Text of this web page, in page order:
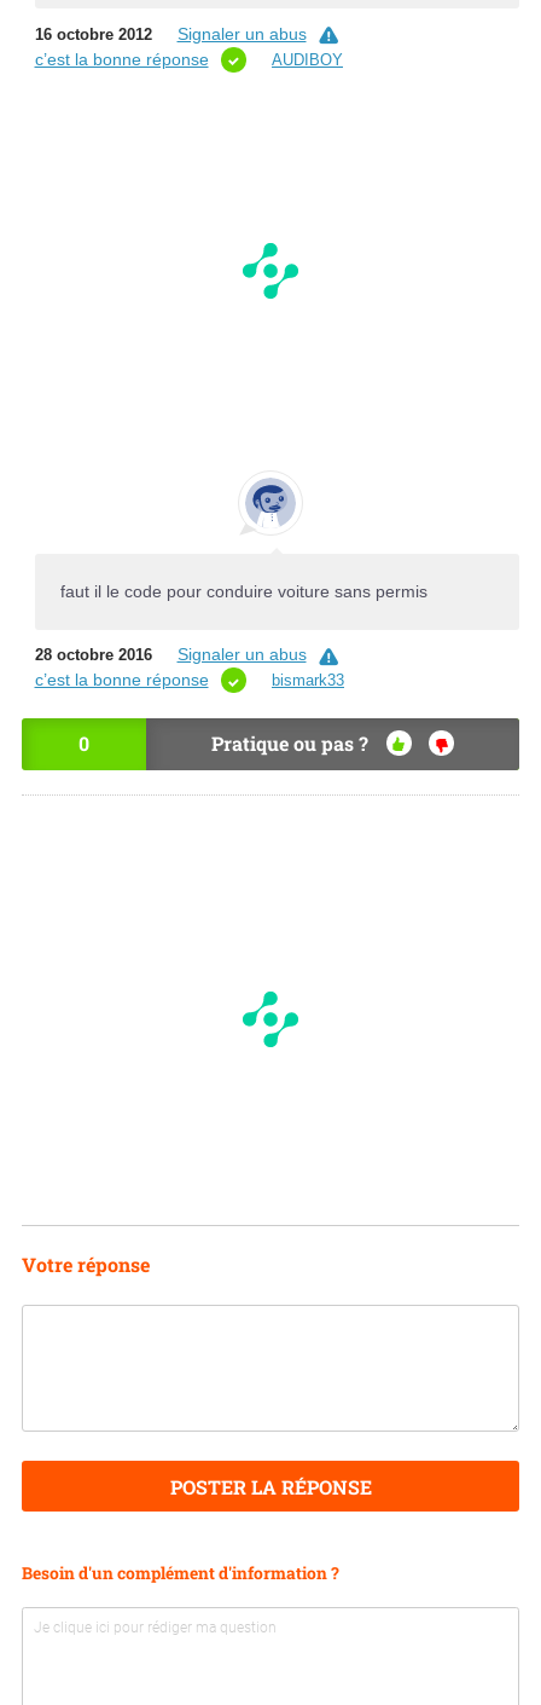
16 octobre 2012
Signaler un abus
c’est la bonne réponse
AUDIBOY
faut il le code pour conduire voiture sans permis
28 octobre 2016
Signaler un abus
c’est la bonne réponse
bismark33
0 Pratique ou pas ?
OU
I
NO
Votre réponse
POSTER LA RÉPONSE
Besoin d'un complément d'information ?